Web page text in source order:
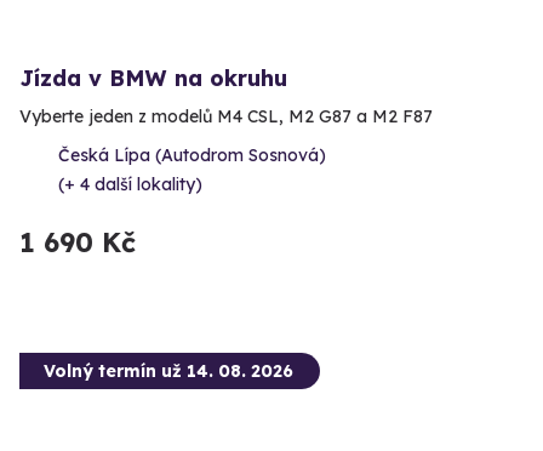
Jízda v BMW na okruhu
Vyberte jeden z modelů M4 CSL, M2 G87 a M2 F87
Česká Lípa (Autodrom Sosnová)
(+ 4 další lokality)
1 690 Kč
Volný termín už 14. 08. 2026